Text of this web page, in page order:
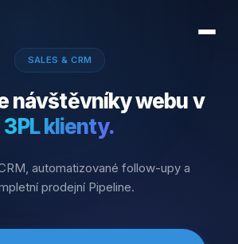
SALES & CRM
návštěvníky webu v
3PL klienty.
automatizované follow-upy a
prodejní Pipeline.